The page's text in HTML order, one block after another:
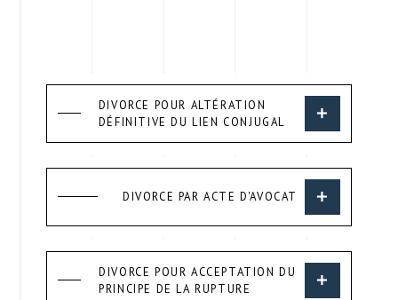
DIVORCE POUR ALTÉRATION
DÉFINITIVE DU LIEN CONJUGAL
DIVORCE PAR ACTE D'AVOCAT
DIVORCE POUR ACCEPTATION DU
PRINCIPE DE LA RUPTURE